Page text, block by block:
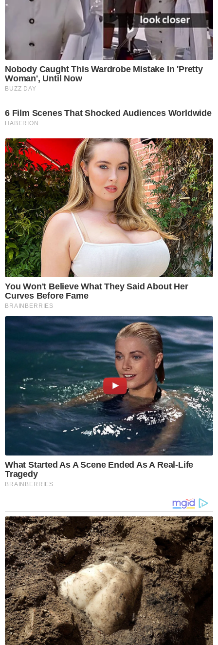
Nobody Caught This Wardrobe Mistake In 'Pretty
Woman', Until Now
BUZZ DAY
6 Film Scenes That Shocked Audiences Worldwide
HABERION
You Won't Believe What They Said About Her
Curves Before Fame
BRAINBERRIES
What Started As A Scene Ended As A Real-Life
Tragedy
BRAINBERRIES